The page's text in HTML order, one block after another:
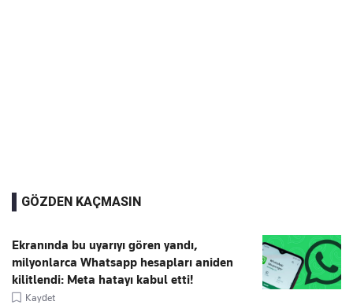
GÖZDEN KAÇMASIN
Ekranında bu uyarıyı gören yandı,
milyonlarca Whatsapp hesapları aniden
kilitlendi: Meta hatayı kabul etti!
Kaydet